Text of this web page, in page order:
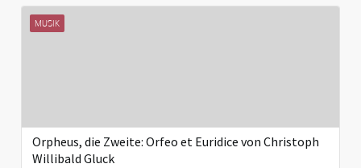
MUSIK
Orpheus, die Zweite: Orfeo et Euridice von Christoph
Willibald Gluck